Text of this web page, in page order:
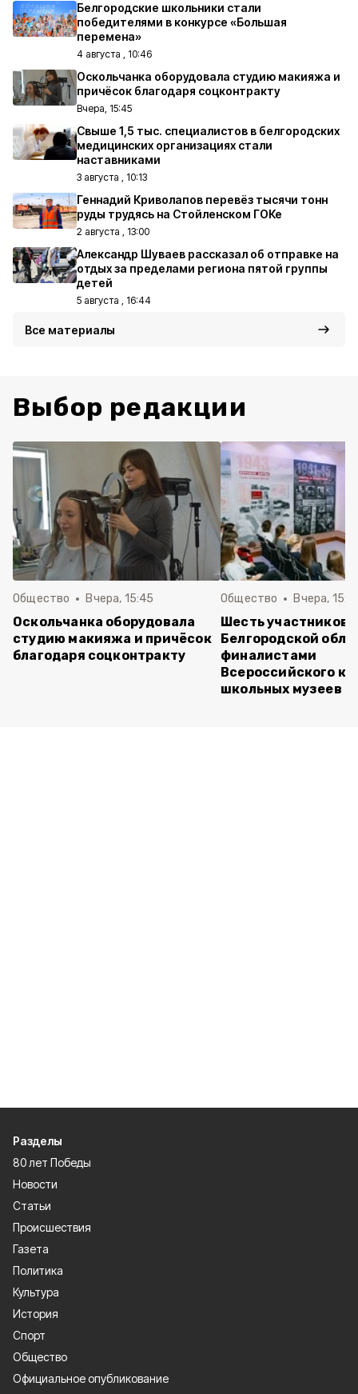
Белгородские школьники стали
победителями в конкурсе «Большая
перемена»
4 августа , 10:46
Оскольчанка оборудовала студию макияжа и
причёсок благодаря соцконтракту
Вчера, 15:45
Свыше 1,5 тыс. специалистов в белгородских
медицинских организациях стали
наставниками
3 августа , 10:13
Геннадий Криволапов перевёз тысячи тонн
руды трудясь на Стойленском ГОКе
2 августа , 13:00
Александр Шуваев рассказал об отправке на
отдых за пределами региона пятой группы
детей
5 августа , 16:44
Все материалы
Выбор редакции
Общество Вчера, 15:45
Оскольчанка оборудовала
студию макияжа и причёсок
благодаря соцконтракту
Общество Вчера,
Шесть участников
Белгородской
финалистами
Всероссийского
школьных музеев
Разделы
80 лет Победы
Новости
Статьи
Происшествия
Газета
Политика
Культура
История
Спорт
Общество
Официальное опубликование